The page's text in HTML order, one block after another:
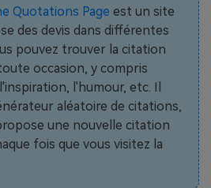
Quotations Page est un site
des devis dans différentes
pouvez trouver la citation
occasion, y compris
l'humour, etc. Il
aléatoire de citations,
une nouvelle citation
fois que vous visitez la